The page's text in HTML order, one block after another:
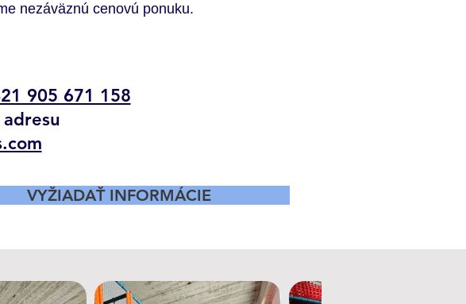
nezáväznú cenovú ponuku.
905 671 158
VYŽIADAŤ INFORMÁCIE